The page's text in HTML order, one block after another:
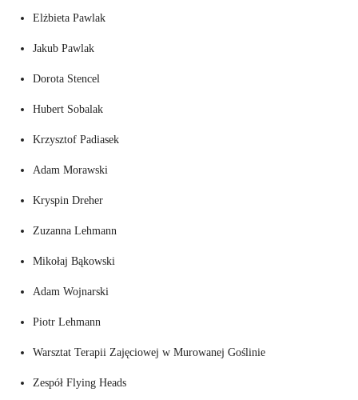
Elżbieta Pawlak
Jakub Pawlak
Dorota Stencel
Hubert Sobalak
Krzysztof Padiasek
Adam Morawski
Kryspin Dreher
Zuzanna Lehmann
Mikołaj Bąkowski
Adam Wojnarski
Piotr Lehmann
Warsztat Terapii Zajęciowej w Murowanej Goślinie
Zespół Flying Heads